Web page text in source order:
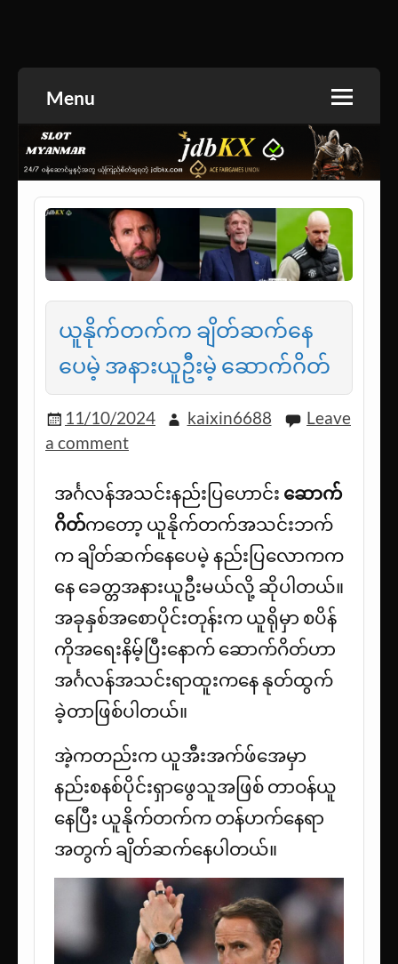
ဝတ္ထုတို
Menu
ယူနိုက်တက်က ချိတ်ဆက်နေ
ပေမဲ့ အနားယူဦးမဲ့ ဆောက်ဂိတ်
11/10/2024 kaixin6688
Leave
a comment
အင်္ဂလန်အသင်းနည်းပြဟောင်း ဆောက်
ဂိတ်ကတော့ ယူနိုက်တက်အသင်းဘက်
က ချိတ်ဆက်နေပေမဲ့ နည်းပြလောကက
နေ ခေတ္တအနားယူဦးမယ်လို့ ဆိုပါတယ်။
အခုနှစ်အစောပိုင်းတုန်းက ယူရိုမှာ စပိန်
ကိုအရေးနိမ့်ပြီးနောက် ဆောက်ဂိတ်ဟာ
အင်္ဂလန်အသင်းရာထူးကနေ နုတ်ထွက်
ခဲ့တာဖြစ်ပါတယ်။
အဲ့ကတည်းက ယူအီးအက်ဖ်အေမှာ
နည်းစနစ်ပိုင်းရှာဖွေသူအဖြစ် တာဝန်ယူ
နေပြီး ယူနိုက်တက်က တန်ဟက်နေရာ
အတွက် ချိတ်ဆက်နေပါတယ်။